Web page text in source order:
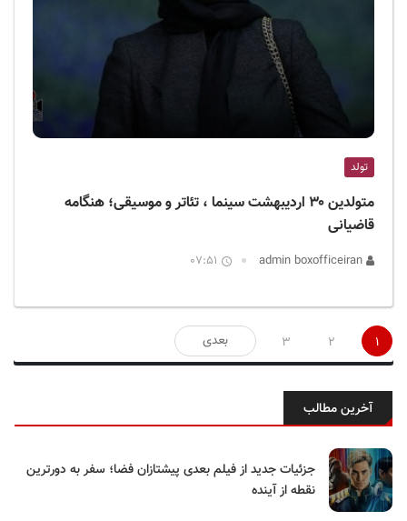
تولد
متولدین ۳۰ اردیبهشت سینما ، تئاتر و موسیقی؛ هنگامه
قاضیانی
07:51
صفحه‌بندی
نوشته‌ها
1
2
3 بعدی
آخرین مطالب
جزئیات جدید از فیلم بعدی پیشتازان فضا؛ سفر به دورترین
نقطه از آینده